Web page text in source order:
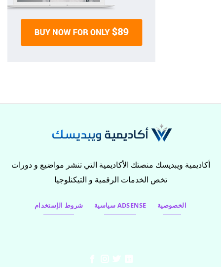
أكاديمية ويبديسك منصتك الأكاديمية التي تنشر مواضيع و دورات
تخص الخدمات الرقمية و التيكنلوجيا
شروط الإستخدام سياسية ADSENSE الخصوصية